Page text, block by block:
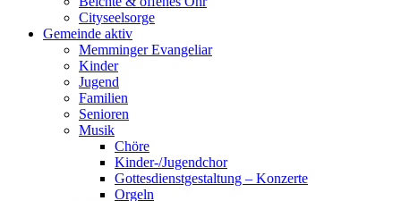
Cityseelsorge
Gemeinde aktiv
Memminger Evangeliar
Kinder
Jugend
Familien
Senioren
Musik
Chöre
Kinder-/Jugendchor
Gottesdienstgestaltung – Konzerte
Orgeln